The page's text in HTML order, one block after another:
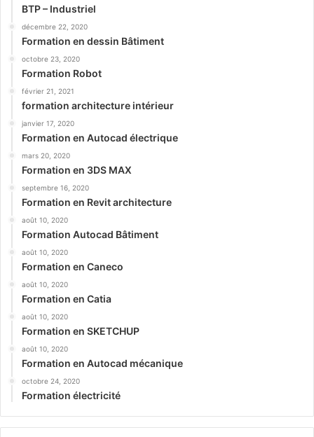
BTP – Industriel
décembre 22, 2020
Formation en dessin Bâtiment
octobre 23, 2020
Formation Robot
février 21, 2021
formation architecture intérieur
janvier 17, 2020
Formation en Autocad électrique
mars 20, 2020
Formation en 3DS MAX
septembre 16, 2020
Formation en Revit architecture
août 10, 2020
Formation Autocad Bâtiment
août 10, 2020
Formation en Caneco
août 10, 2020
Formation en Catia
août 10, 2020
Formation en SKETCHUP
août 10, 2020
Formation en Autocad mécanique
octobre 24, 2020
Formation électricité